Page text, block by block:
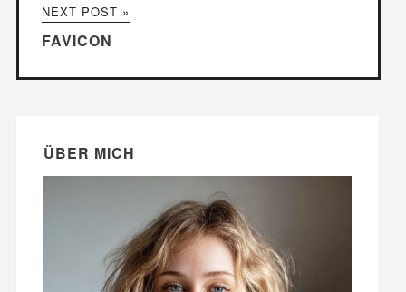
NEXT POST »
FAVICON
ÜBER MICH